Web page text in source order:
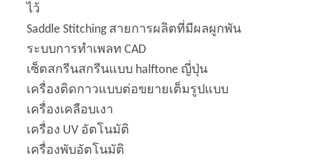
ไว้
Saddle Stitching สายการผลิตที่มีผลผูกพัน
ระบบการทำเพลท CAD
เซ็ตสกรีนสกรีนแบบ halftone ญี่ปุ่น
เครื่องติดกาวแบบต่อขยายเต็มรูปแบบ
เครื่องเคลือบเงา
เครื่อง UV อัตโนมัติ
เครื่องพับอัตโนมัติ